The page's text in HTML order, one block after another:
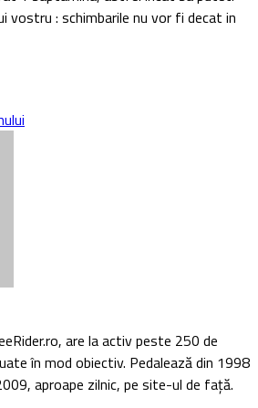
vostru : schimbarile nu vor fi decat in
are la activ peste 250 de
în mod obiectiv. Pedalează din 1998
aproape zilnic, pe site-ul de față.